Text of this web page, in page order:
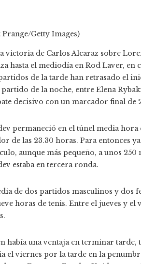
Prange/Getty Images)
victoria de Carlos Alcaraz sobre
hasta el mediodía en Rod Laver, en
de la tarde han retrasado el
de la noche, entre Elena
decisivo con un marcador final de
permaneció en el túnel media
de las 23.30 horas. Para entonces
aunque más pequeño, a unos
estaba en tercera ronda.
de dos partidos masculinos y dos
horas de tenis. Entre el jueves y
había una ventaja en terminar
el viernes por la tarde en la